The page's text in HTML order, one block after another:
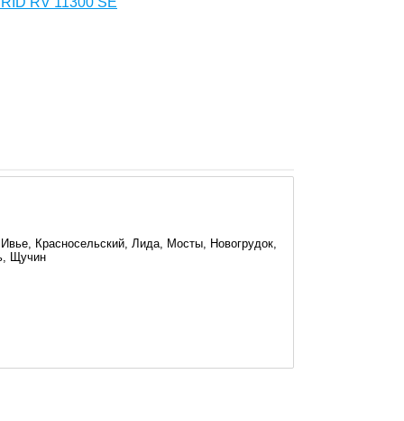
Красносельский, Лида, Мосты, Новогрудок,
Щучин